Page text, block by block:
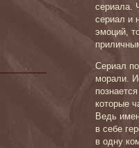
сериала.
сериал и
эмоций,
Сериал
морали.
которые
Ведь
в себе
в одну